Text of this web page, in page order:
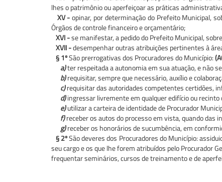
lhes o patrimônio ou aperfeiçoar as práticas
XV -opinar, por determinação do Prefeito Municipal,
Órgãos de controle financeiro e orçamentário;
XVI -se manifestar, a pedido do Prefeito Municipal,
XVII -desempenhar outras atribuições pertinentes à
§ 1ºSão prerrogativas dos Procuradores do Município:
a)ter respeitada a autonomia em sua atuação, e não
b)requisitar, sempre que necessário, auxílio e
c)requisitar das autoridades competentes certidões,
d)ingressar livremente em qualquer edifício ou recinto
e)utilizar a carteira de identidade de Procurador
f)receber os autos do processo em vista, quando das
g)receber os honorários de sucumbência, em
§ 2ºSão deveres dos Procuradores do Município:
seu cargo e os que lhe forem atribuídos pelo Procurador
frequentar seminários, cursos de treinamento e de